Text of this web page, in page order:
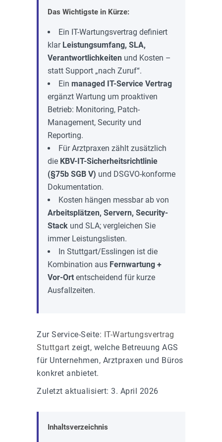
Das Wichtigste in Kürze:
Ein IT-Wartungsvertrag definiert
klar Leistungsumfang, SLA,
Verantwortlichkeiten und Kosten –
statt Support „nach Zuruf“.
Ein managed IT-Service Vertrag
ergänzt Wartung um proaktiven
Betrieb: Monitoring, Patch-
Management, Security und
Reporting.
Für Arztpraxen zählt zusätzlich
die KBV-IT-Sicherheitsrichtlinie
(§75b SGB V) und DSGVO-konforme
Dokumentation.
Kosten hängen messbar ab von
Arbeitsplätzen, Servern, Security-
Stack und SLA; vergleichen Sie
immer Leistungslisten.
In Stuttgart/Esslingen ist die
Kombination aus Fernwartung +
Vor-Ort entscheidend für kurze
Ausfallzeiten.
Zur Service-Seite: IT-Wartungsvertrag
Stuttgart zeigt, welche Betreuung AGS
für Unternehmen, Arztpraxen und Büros
konkret anbietet.
Zuletzt aktualisiert: 3. April 2026
Inhaltsverzeichnis